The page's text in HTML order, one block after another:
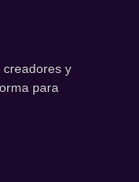
23' min
creadores y
para